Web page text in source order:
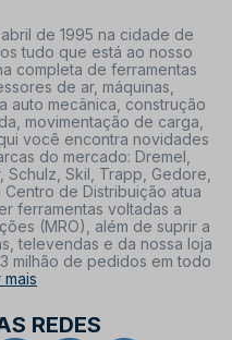
de 1995 na cidade de
tudo que está ao nosso
completa de ferramentas
de ar, máquinas,
auto mecânica, construção
movimentação de carga,
você encontra novidades
do mercado: Dremel,
Schulz, Skil, Trapp, Gedore,
de Distribuição atua
ferramentas voltadas a
(MRO), além de suprir a
televendas e da nossa loja
milhão de pedidos em todo
mais
REDES